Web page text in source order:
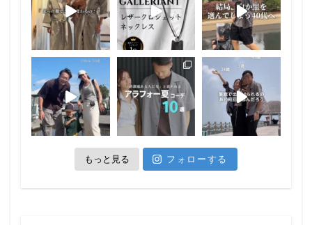
もっと見る フォローする